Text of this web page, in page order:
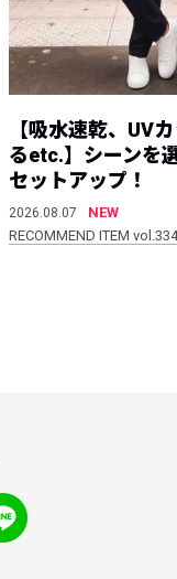
【吸水速乾、UV
るetc.】シーンを
セットアップ！
2026.08.07
NEW
RECOMMEND ITEM vol.334